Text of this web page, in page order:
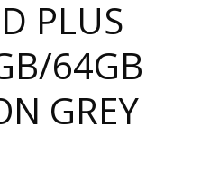
PLUS
64GB
GREY